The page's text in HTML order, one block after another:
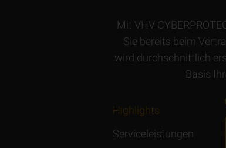
Mit VHV
Sie bereits beim
wird durchschnittlich
Basis
Highlights
Serviceleistungen